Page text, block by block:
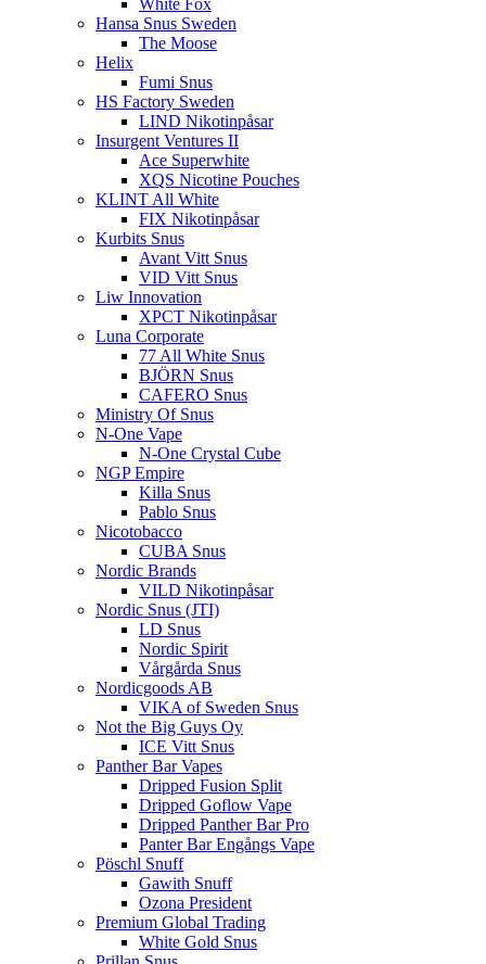
Hansa Snus Sweden
The Moose
Helix
Fumi Snus
HS Factory Sweden
LIND Nikotinpåsar
Insurgent Ventures II
Ace Superwhite
XQS Nicotine Pouches
KLINT All White
FIX Nikotinpåsar
Kurbits Snus
Avant Vitt Snus
VID Vitt Snus
Liw Innovation
XPCT Nikotinpåsar
Luna Corporate
77 All White Snus
BJÖRN Snus
CAFERO Snus
Ministry Of Snus
N-One Vape
N-One Crystal Cube
NGP Empire
Killa Snus
Pablo Snus
Nicotobacco
CUBA Snus
Nordic Brands
VILD Nikotinpåsar
Nordic Snus (JTI)
LD Snus
Nordic Spirit
Vårgårda Snus
Nordicgoods AB
VIKA of Sweden Snus
Not the Big Guys Oy
ICE Vitt Snus
Panther Bar Vapes
Dripped Fusion Split
Dripped Goflow Vape
Dripped Panther Bar Pro
Panter Bar Engångs Vape
Pöschl Snuff
Gawith Snuff
Ozona President
Premium Global Trading
White Gold Snus